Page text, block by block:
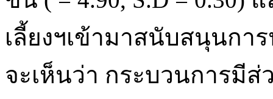
เลี้ยงฯเข้ามาสนับสนุนการ
จะเห็นว่า กระบวนการมี